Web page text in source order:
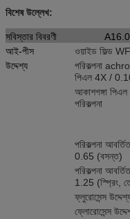
বিশেষ উল্লেখ:
সবিস্তার বিবরণী
আই-পীস
ওয়াইড ফিল্ড
উদ্দেশ্য
পরিকল্পনা
পিএল 4X /
আকাশগঙ্গা
পরিকল্পনা
পরিকল্পনা
0.65 (বসন্ত)
পরিকল্পনা
1.25 (স্প্রিং,
ফ্লুরোসেন্স
ফ্লোরোসেন্স